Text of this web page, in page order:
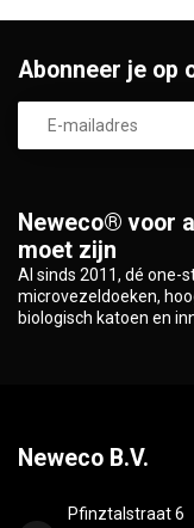
Neweco® voor
moet zijn
Al sinds 2011, dé one-
microvezeldoeken,
biologisch katoen en
Abonneer je op
Neweco B.V.
Pfinztalstraat 6